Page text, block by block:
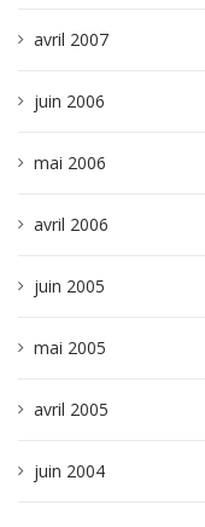
avril 2007
juin 2006
mai 2006
avril 2006
juin 2005
mai 2005
avril 2005
juin 2004